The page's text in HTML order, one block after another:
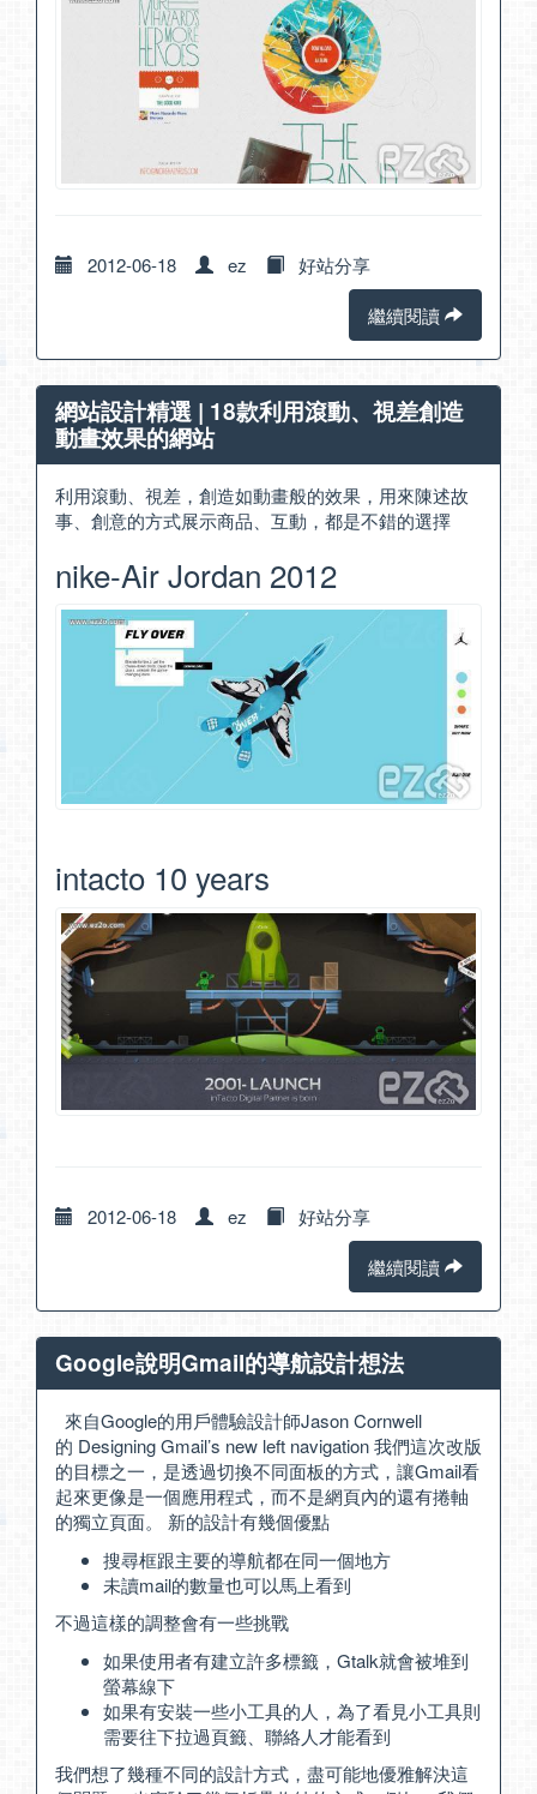
2012-06-18 ez
好站分享
繼續閱讀
網站設計精選 | 18款利用滾動、視差創造
動畫效果的網站
利用滾動、視差，創造如動畫般的效果，用來陳述故
事、創意的方式展示商品、互動，都是不錯的選擇
nike-Air Jordan 2012
intacto 10 years
2012-06-18 ez
好站分享
繼續閱讀
Google說明Gmail的導航設計想法
來自Google的用戶體驗設計師Jason Cornwell
的 Designing Gmail’s new left navigation我們這次改版
的目標之一，是透過切換不同面板的方式，讓Gmail看
起來更像是一個應用程式，而不是網頁內的還有捲軸
的獨立頁面。 新的設計有幾個優點
搜尋框跟主要的導航都在同一個地方
未讀mail的數量也可以馬上看到
不過這樣的調整會有一些挑戰
如果使用者有建立許多標籤，Gtalk就會被堆到
螢幕線下
如果有安裝一些小工具的人，為了看見小工具則
需要往下拉過頁籤、聯絡人才能看到
我們想了幾種不同的設計方式，盡可能地優雅解決這